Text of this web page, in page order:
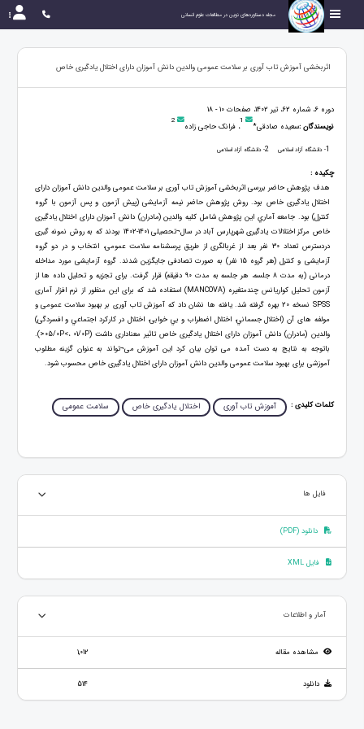
مجله دستاوردهای نوین در مطالعات علوم انسانی
اثربخشی آموزش تاب آوری بر سلامت عمومی والدین دانش آموزان دارای اختلال یادگیری خاص
دوره 6، شماره 62، تیر 1402، صفحات 10 - 18
نویسندگان :سعیده صادقی* 1، فرانک حاجی زاده 2
1- دانشگاه آزاد اسلامی 2- دانشگاه آزاد اسلامی
چکیده :
هدف پژوهش حاضر بررسی اثربخشی آموزش تاب آوری بر سلامت عمومی والدین دانش آموزان دارای
اختلال یادگیری خاص بود. روش پژوهش حاضر نیمه آزمایشی (پیش آزمون و پس آزمون با گروه
کنترل) بود. جامعه آماري این پژوهش شامل کلیه والدین (مادران) دانش آموزان دارای اختلال یادگیری
خاص مرکز اختلالات یادگیری شهرپارس آباد در سال¬تحصیلی 1401-1402 بودند که به روش نمونه‌ گیری
دردسترس تعداد 30 نفر بعد از غربالگری از طریق پرسشنامه سلامت عمومی، انتخاب و در دو گروه
آزمایشی و کنترل (هر گروه 15 نفر) به صورت تصادفی جایگزین شدند. گروه آزمایشی مورد مداخله
درمانی (به مدت 8 جلسه، هر جلسه به مدت 90 دقيقه) قرار گرفت. برای تجزیه و تحلیل داده ها از
آزمون تحلیل کواریانس چندمتغیره (MANCOVA) استفاده شد كه برای این منظور از نرم افزار آماری
SPSS نسخه 20 بهره گرفته شد. یافته ها نشان داد که آموزش تاب آوری بر بهبود سلامت عمومی و
مولفه های آن (اختلال جسماني، اختلال اضطراب و بي خوابی، اختلال در كاركرد اجتماعي و افسردگی)
والدین (مادران) دانش آموزان دارای اختلال یادگیری خاص تاثیر معناداری داشت (05/0P<، 01/0P<).
باتوجه به نتایج به دست آمده می توان بیان کرد این آموزش می¬تواند به عنوان گزینه مطلوب
آموزشی برای بهبود سلامت عمومی والدین دانش آموزان دارای اختلال یادگیری خاص محسوب شود.
کلمات کلیدی : آموزش تاب آوری اختلال یادگیری خاص سلامت عمومی
فایل ها
دانلود (PDF)
فایل XML
آمار و اطلاعات
مشاهده مقاله 1,012
دانلود 514